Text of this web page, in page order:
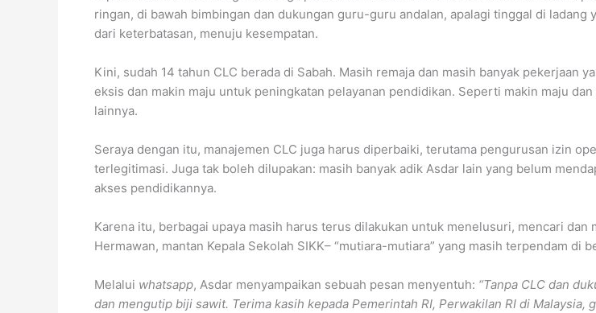
ringan, di bawah bimbingan dan dukungan guru-guru andalan, apalagi tinggal di
dari keterbatasan, menuju kesempatan.
Kini, sudah 14 tahun CLC berada di Sabah. Masih remaja dan masih banyak pekerjaan
eksis dan makin maju untuk peningkatan pelayanan pendidikan. Seperti makin maju
lainnya.
Seraya dengan itu, manajemen CLC juga harus diperbaiki, terutama pengurusan izin
terlegitimasi. Juga tak boleh dilupakan: masih banyak adik Asdar lain yang belum
akses pendidikannya.
Karena itu, berbagai upaya masih harus terus dilakukan untuk menelusuri, mencari
Hermawan, mantan Kepala Sekolah SIKK– “mutiara-mutiara” yang masih terpendam di
Melalui whatsapp, Asdar menyampaikan sebuah pesan menyentuh: “Tanpa CLC dan
dan mengutip biji sawit. Terima kasih kepada Pemerintah RI, Perwakilan RI di